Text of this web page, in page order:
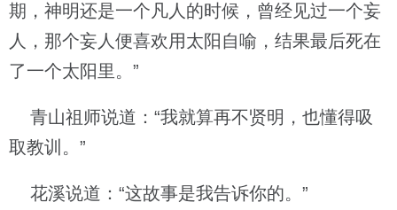
期，神明还是一个凡人的时候，曾经见过一个妄
人，那个妄人便喜欢用太阳自喻，结果最后死在
了一个太阳里。”
青山祖师说道：“我就算再不贤明，也懂得吸
取教训。”
花溪说道：“这故事是我告诉你的。”